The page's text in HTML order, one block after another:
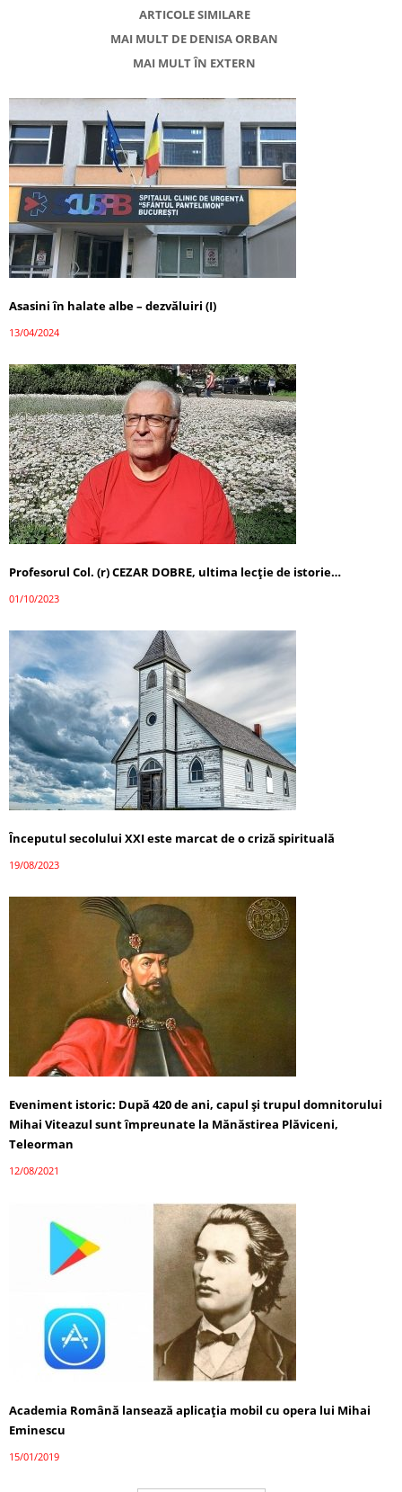
ARTICOLE SIMILARE
MAI MULT DE DENISA ORBAN
MAI MULT ÎN EXTERN
Asasini în halate albe – dezvăluiri (I)
13/04/2024
Profesorul Col. (r) CEZAR DOBRE, ultima lecţie de istorie…
01/10/2023
Începutul secolului XXI este marcat de o criză spirituală
19/08/2023
Eveniment istoric: După 420 de ani, capul și trupul domnitorului
Mihai Viteazul sunt împreunate la Mănăstirea Plăviceni,
Teleorman
12/08/2021
Academia Română lansează aplicația mobil cu opera lui Mihai
Eminescu
15/01/2019